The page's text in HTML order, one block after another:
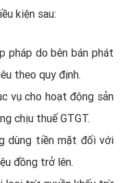
kiện sau:
pháp do bên bán phát
theo quy định.
vụ cho hoạt động sản
chịu thuế GTGT.
dùng tiền mặt đối với
đồng trở lên.